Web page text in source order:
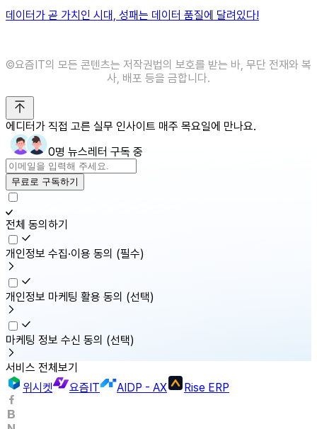
데이터가 곧 가치인 시대, 성패는 데이터 품질에 달려있다!
©️요즘IT의 모든 콘텐츠는 저작권법의 보호를 받는 바, 무단 전재와 복
사, 배포 등을 금합니다.
에디터가 직접 고른 실무 인사이트 매주 목요일에 만나요.
0명 뉴스레터 구독 중
무료로 구독하기
전체 동의하기
개인정보 수집·이용 동의 (필수)
개인정보 마케팅 활용 동의 (선택)
마케팅 정보 수신 동의 (선택)
서비스 전체보기
위시켓
요즘IT AIDP - AX Rise ERP